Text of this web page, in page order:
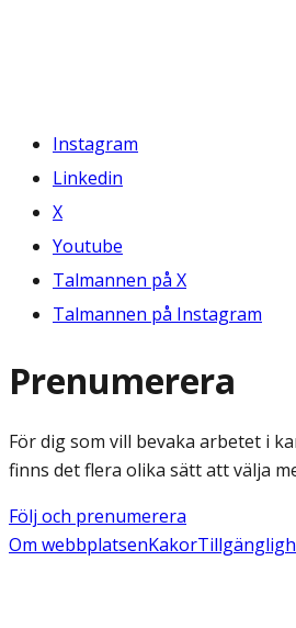
Instagram
Linkedin
X
Youtube
Talmannen på X
Talmannen på Instagram
Prenumerera
För dig som vill bevaka arbetet i
finns det flera olika sätt att välja
Följ och prenumerera
Om webbplatsenKakor